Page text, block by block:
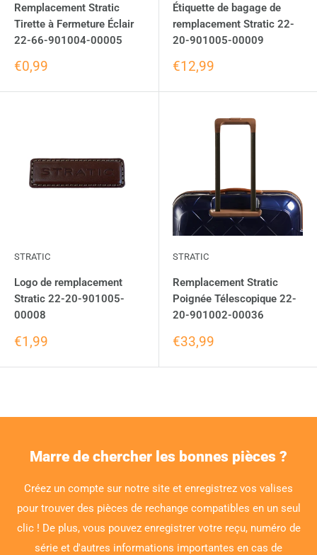
Remplacement Stratic
Tirette à Fermeture Éclair
22-66-901004-00005
€0,99
Étiquette de bagage de
remplacement Stratic 22-
20-901005-00009
€12,99
STRATIC
Logo de remplacement
Stratic 22-20-901005-
00008
€1,99
STRATIC
Remplacement Stratic
Poignée Télescopique 22-
20-901002-00036
€33,99
Marre de chercher les bonnes pièces ?
Créez un compte sur notre site et enregistrez vos valises
pour trouver des pièces de rechange compatibles en un seul
clic ! De plus, vous pouvez enregistrer votre reçu, numéro de
série et d'autres informations importantes en cas de